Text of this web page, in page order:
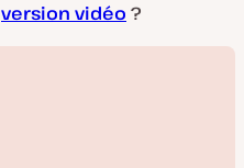
version vidéo ?